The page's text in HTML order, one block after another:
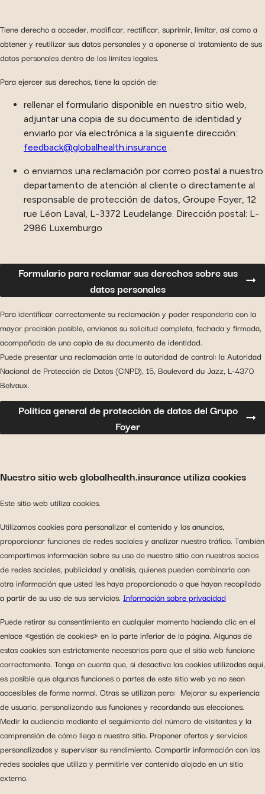
Tiene derecho a acceder, modificar, rectificar, suprimir, limitar, así como a
obtener y reutilizar sus datos personales y a oponerse al tratamiento de sus
datos personales dentro de los límites legales.
Para ejercer sus derechos, tiene la opción de:
rellenar el formulario disponible en nuestro sitio web,
adjuntar una copia de su documento de identidad y
enviarlo por vía electrónica a la siguiente dirección:
feedback@globalhealth.insurance .
o enviarnos una reclamación por correo postal a nuestro
departamento de atención al cliente o directamente al
responsable de protección de datos, Groupe Foyer, 12
rue Léon Laval, L-3372 Leudelange. Dirección postal: L-
2986 Luxemburgo
Formulario para reclamar sus derechos sobre sus
datos personales
Para identificar correctamente su reclamación y poder responderla con la
mayor precisión posible, envíenos su solicitud completa, fechada y firmada,
acompañada de una copia de su documento de identidad.
Puede presentar una reclamación ante la autoridad de control: la Autoridad
Nacional de Protección de Datos (CNPD), 15, Boulevard du Jazz, L-4370
Belvaux.
Política general de protección de datos del Grupo
Foyer
Nuestro sitio web globalhealth.insurance utiliza cookies
Este sitio web utiliza cookies.
Utilizamos cookies para personalizar el contenido y los anuncios,
proporcionar funciones de redes sociales y analizar nuestro tráfico. También
compartimos información sobre su uso de nuestro sitio con nuestros socios
de redes sociales, publicidad y análisis, quienes pueden combinarla con
otra información que usted les haya proporcionado o que hayan recopilado
a partir de su uso de sus servicios. Información sobre privacidad
Puede retirar su consentimiento en cualquier momento haciendo clic en el
enlace «gestión de cookies» en la parte inferior de la página. Algunas de
estas cookies son estrictamente necesarias para que el sitio web funcione
correctamente. Tenga en cuenta que, si desactiva las cookies utilizadas aquí,
es posible que algunas funciones o partes de este sitio web ya no sean
accesibles de forma normal. Otras se utilizan para: Mejorar su experiencia
de usuario, personalizando sus funciones y recordando sus elecciones.
Medir la audiencia mediante el seguimiento del número de visitantes y la
comprensión de cómo llega a nuestro sitio. Proponer ofertas y servicios
personalizados y supervisar su rendimiento. Compartir información con las
redes sociales que utiliza y permitirle ver contenido alojado en un sitio
externo.